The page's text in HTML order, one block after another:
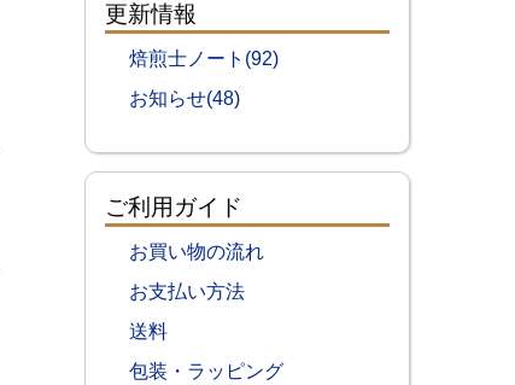
更新情報
焙煎士ノート(92)
お知らせ(48)
ご利用ガイド
お買い物の流れ
お支払い方法
送料
包装・ラッピング